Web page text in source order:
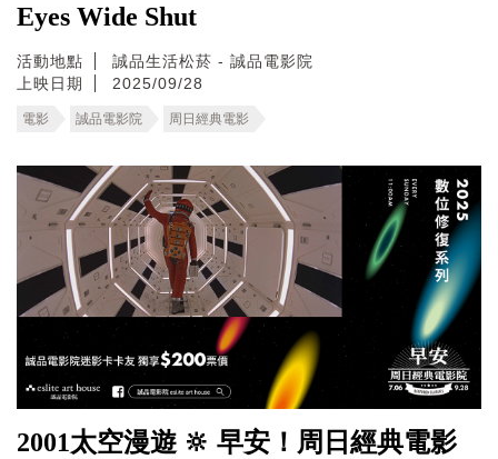
Eyes Wide Shut
活動地點
誠品生活松菸 - 誠品電影院
上映日期
2025/09/28
電影 誠品電影院 周日經典電影
2001太空漫遊 🔆 早安！周日經典電影